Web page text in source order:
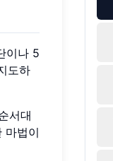
이나 5
도하
서대
마법이